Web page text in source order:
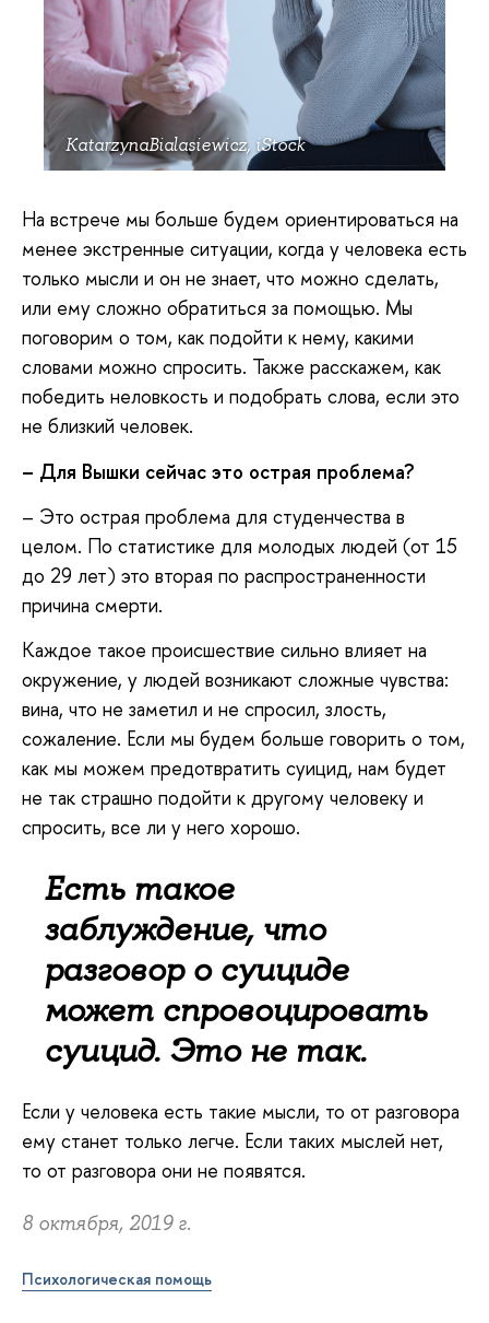
KatarzynaBialasiewicz, iStock
На встрече мы больше будем ориентироваться на
менее экстренные ситуации, когда у человека есть
только мысли и он не знает, что можно сделать,
или ему сложно обратиться за помощью. Мы
поговорим о том, как подойти к нему, какими
словами можно спросить. Также расскажем, как
победить неловкость и подобрать слова, если это
не близкий человек.
– Для Вышки сейчас это острая проблема?
– Это острая проблема для студенчества в
целом. По статистике для молодых людей (от 15
до 29 лет) это вторая по распространенности
причина смерти.
Каждое такое происшествие сильно влияет на
окружение, у людей возникают сложные чувства:
вина, что не заметил и не спросил, злость,
сожаление. Если мы будем больше говорить о том,
как мы можем предотвратить суицид, нам будет
не так страшно подойти к другому человеку и
спросить, все ли у него хорошо.
Есть такое
заблуждение, что
разговор о суициде
может спровоцировать
суицид. Это не так.
Если у человека есть такие мысли, то от разговора
ему станет только легче. Если таких мыслей нет,
то от разговора они не появятся.
8 октября, 2019 г.
Психологическая помощь